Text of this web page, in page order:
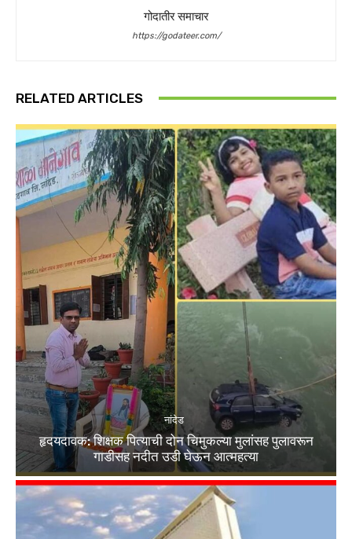
गोदातीर समाचार
https://godateer.com/
RELATED ARTICLES
नांदेड
हृदयदावक: शिक्षक पित्याची दोन चिमुकल्या मुलांसह पुलावरून
गाडीसह नदीत उडी घेऊन आत्महत्या